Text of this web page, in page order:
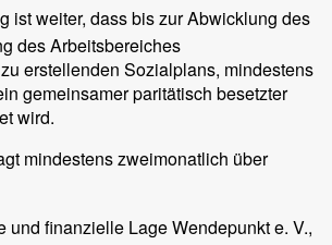
ist weiter, dass bis zur Abwicklung des
des Arbeitsbereiches
erstellenden Sozialplans, mindestens
gemeinsamer paritätisch besetzter
wird.
mindestens zweimonatlich über
und finanzielle Lage Wendepunkt e. V.,